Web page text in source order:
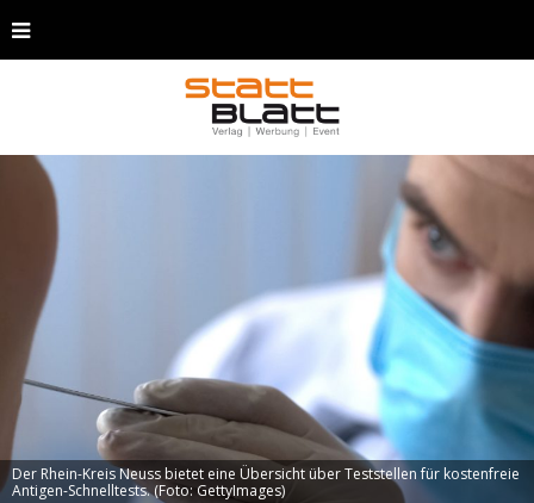
Der Rhein-Kreis Neuss bietet eine Übersicht über Teststellen für kostenfreie
Antigen-Schnelltests. (Foto: GettyImages)